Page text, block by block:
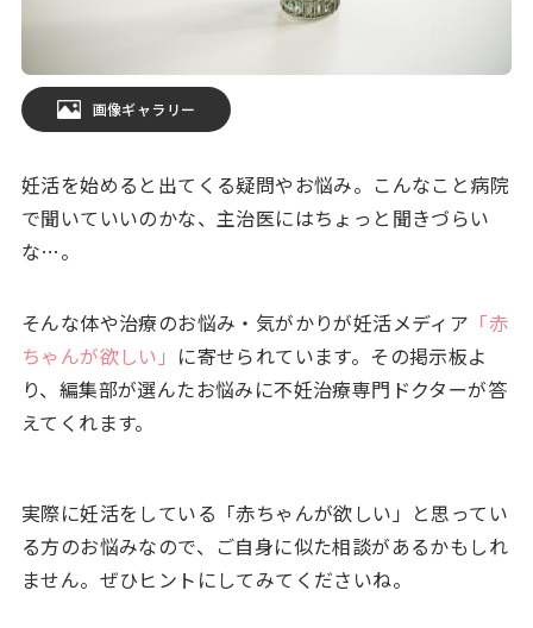
画像ギャラリー
妊活を始めると出てくる疑問やお悩み。こんなこと病院
で聞いていいのかな、主治医にはちょっと聞きづらい
な…。
そんな体や治療のお悩み・気がかりが妊活メディア 「赤
ちゃんが欲しい」 に寄せられています。その掲示板よ
り、編集部が選んたお悩みに不妊治療専門ドクターが答
えてくれます。
実際に妊活をしている「赤ちゃんが欲しい」と思ってい
る方のお悩みなので、ご自身に似た相談があるかもしれ
ません。ぜひヒントにしてみてくださいね。